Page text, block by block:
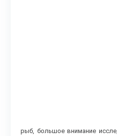
рыб, большое внимание